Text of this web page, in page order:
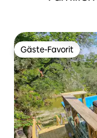
Gäste-Favorit
Gäste-Favorit